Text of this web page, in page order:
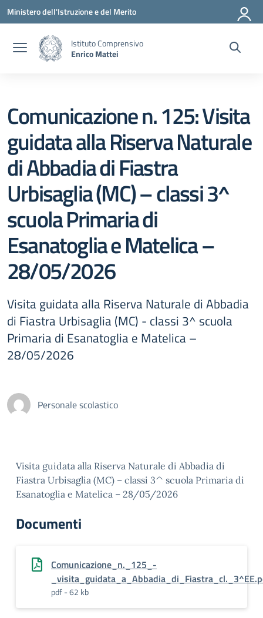
Vai ai contenuti
Vai al menu di navigazione
Vai al footer
Ministero dell'Istruzione e del Merito
Istituto Comprensivo
Enrico Mattei
Comunicazione n. 125: Visita
guidata alla Riserva Naturale
di Abbadia di Fiastra
Urbisaglia (MC) – classi 3^
scuola Primaria di
Esanatoglia e Matelica –
28/05/2026
Visita guidata alla Riserva Naturale di Abbadia
di Fiastra Urbisaglia (MC) - classi 3^ scuola
Primaria di Esanatoglia e Matelica –
28/05/2026
Personale scolastico
Visita guidata alla Riserva Naturale di Abbadia di
Fiastra Urbisaglia (MC) – classi 3^ scuola Primaria di
Esanatoglia e Matelica – 28/05/2026
Documenti
Comunicazione_n._125_-
pdf - 62 kb